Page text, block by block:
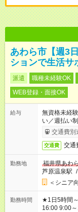
あわら市【週3
ションで生活サ
派遣 職種未経験OK
WEB登録・面接OK
給与
無資格未経
い／週払い
完了次第の
交通費別
交通費 交通
勤務地
福井県あわ
芦原温泉駅 /
＜シニア
勤務時間
★1日5時間～の時短シフ
16:00 9:00～